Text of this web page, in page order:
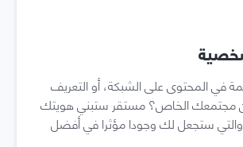
في المحتوى على الشبكة، أو التعريف
مجتمعك الخاص؟ مستقر ستبني هويتك
والتي ستجعل لك وجودا مؤثرا في أفضل